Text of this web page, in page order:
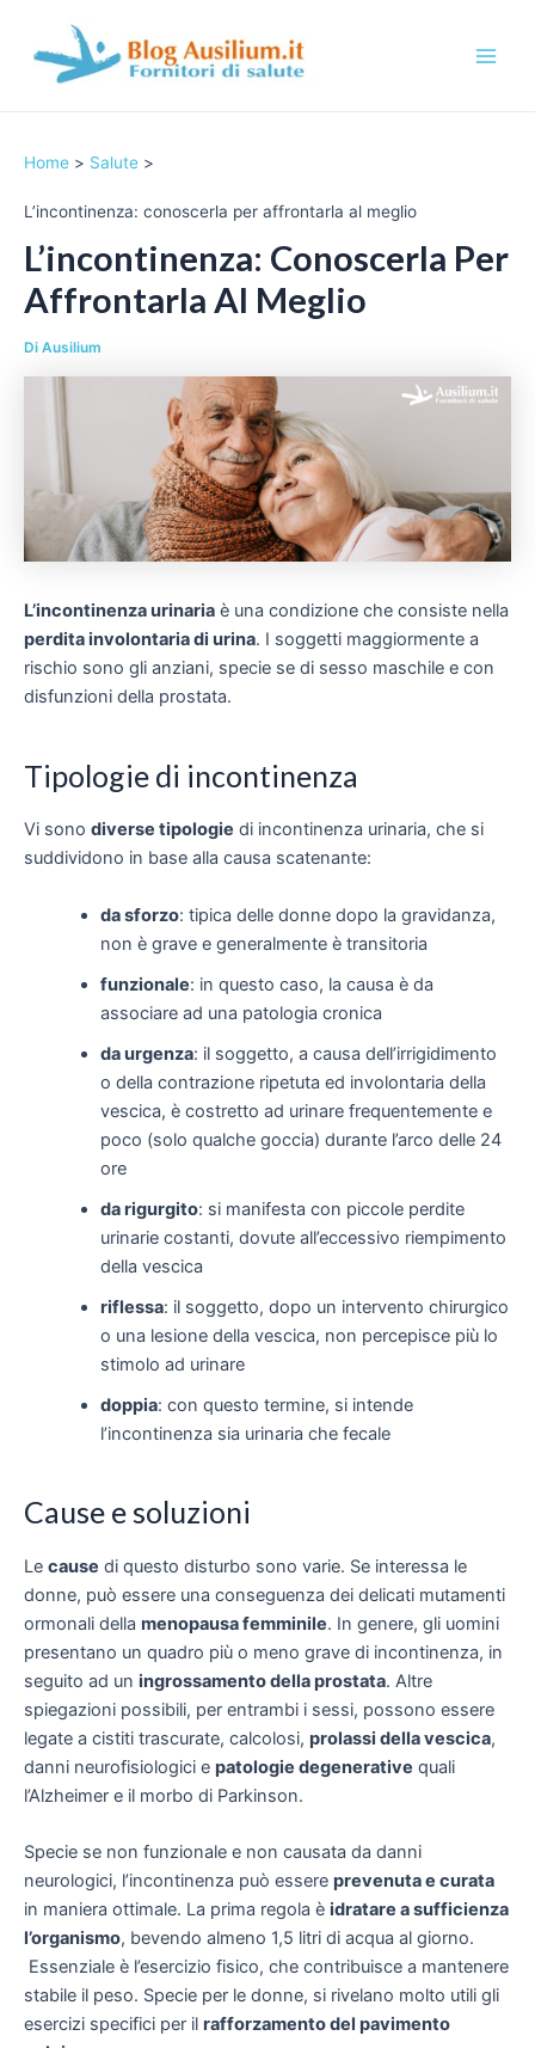
contenuto
M
u
Home Salute
L’incontinenza: conoscerla per affrontarla al meglio
L’incontinenza: Conoscerla Per
Affrontarla Al Meglio
Di Ausilium
L’incontinenza urinaria è una condizione che consiste nella
perdita involontaria di urina. I soggetti maggiormente a
rischio sono gli anziani, specie se di sesso maschile e con
disfunzioni della prostata.
Tipologie di incontinenza
Vi sono diverse tipologie di incontinenza urinaria, che si
suddividono in base alla causa scatenante:
da sforzo: tipica delle donne dopo la gravidanza,
non è grave e generalmente è transitoria
funzionale: in questo caso, la causa è da
associare ad una patologia cronica
da urgenza: il soggetto, a causa dell’irrigidimento
o della contrazione ripetuta ed involontaria della
vescica, è costretto ad urinare frequentemente e
poco (solo qualche goccia) durante l’arco delle 24
ore
da rigurgito: si manifesta con piccole perdite
urinarie costanti, dovute all’eccessivo riempimento
della vescica
riflessa: il soggetto, dopo un intervento chirurgico
o una lesione della vescica, non percepisce più lo
stimolo ad urinare
doppia: con questo termine, si intende
l’incontinenza sia urinaria che fecale
Cause e soluzioni
Le cause di questo disturbo sono varie. Se interessa le
donne, può essere una conseguenza dei delicati mutamenti
ormonali della menopausa femminile. In genere, gli uomini
presentano un quadro più o meno grave di incontinenza, in
seguito ad un ingrossamento della prostata. Altre
spiegazioni possibili, per entrambi i sessi, possono essere
legate a cistiti trascurate, calcolosi, prolassi della vescica,
danni neurofisiologici e patologie degenerative quali
l’Alzheimer e il morbo di Parkinson.
Specie se non funzionale e non causata da danni
neurologici, l’incontinenza può essere prevenuta e curata
in maniera ottimale. La prima regola è idratare a sufficienza
l’organismo, bevendo almeno 1,5 litri di acqua al giorno.
Essenziale è l’esercizio fisico, che contribuisce a mantenere
stabile il peso. Specie per le donne, si rivelano molto utili gli
esercizi specifici per il rafforzamento del pavimento